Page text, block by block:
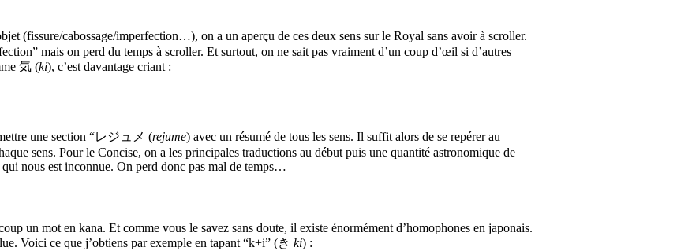
(fissure/cabossage/imperfection…), on a un aperçu de ces deux sens sur le Royal sans avoir à scroller.
mais on perd du temps à scroller. Et surtout, on ne sait pas vraiment d’un coup d’œil si d’autres
気 (ki), c’est davantage criant :
une section “レジュメ (rejume) avec un résumé de tous les sens. Il suffit alors de se repérer au
sens. Pour le Concise, on a les principales traductions au début puis une quantité astronomique de
qui nous est inconnue. On perd donc pas mal de temps…
un mot en kana. Et comme vous le savez sans doute, il existe énormément d’homophones en japonais.
Voici ce que j’obtiens par exemple en tapant “k+i” (き ki) :